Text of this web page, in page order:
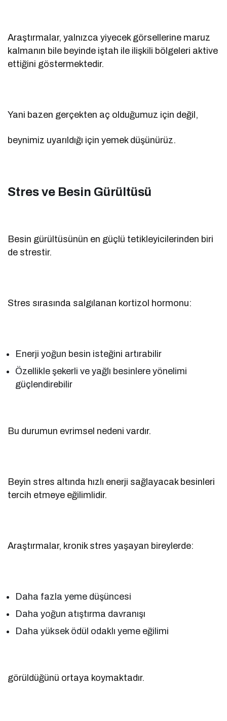
Araştırmalar, yalnızca yiyecek görsellerine maruz
kalmanın bile beyinde iştah ile ilişkili bölgeleri aktive
ettiğini göstermektedir.
Yani bazen gerçekten aç olduğumuz için değil,
beynimiz uyarıldığı için yemek düşünürüz.
Stres ve Besin Gürültüsü
Besin gürültüsünün en güçlü tetikleyicilerinden biri
de strestir.
Stres sırasında salgılanan kortizol hormonu:
Enerji yoğun besin isteğini artırabilir
Özellikle şekerli ve yağlı besinlere yönelimi
güçlendirebilir
Bu durumun evrimsel nedeni vardır.
Beyin stres altında hızlı enerji sağlayacak besinleri
tercih etmeye eğilimlidir.
Araştırmalar, kronik stres yaşayan bireylerde:
Daha fazla yeme düşüncesi
Daha yoğun atıştırma davranışı
Daha yüksek ödül odaklı yeme eğilimi
görüldüğünü ortaya koymaktadır.